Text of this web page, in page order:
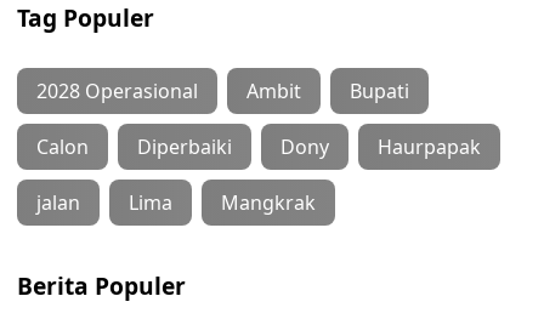
Tag Populer
2028 Operasional Ambit Bupati
Calon Diperbaiki Dony Haurpapak
jalan Lima Mangkrak
Berita Populer